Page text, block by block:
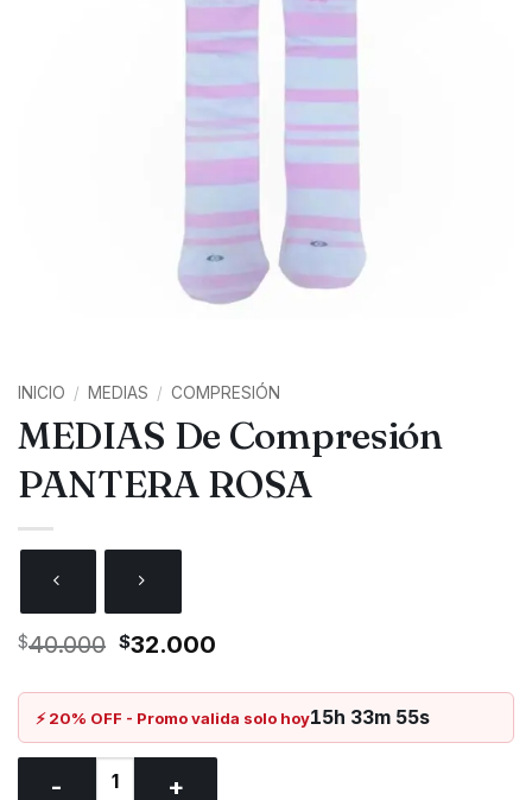
INICIO / MEDIAS / COMPRESIÓN
MEDIAS De Compresión
PANTERA ROSA
$40.000 El
original
era:
$40.000.
$32.000
actual
es:
$32.000.
⚡ 20% OFF - Promo valida solo hoy15h 33m 55s
MEDIAS De Compresión PANTERA ROSA cantidad